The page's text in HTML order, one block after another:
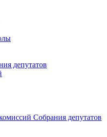
депутатов
Собрания депутатов